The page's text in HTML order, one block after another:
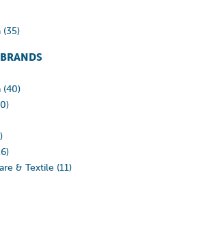
(35)
(40)
& Textile (11)